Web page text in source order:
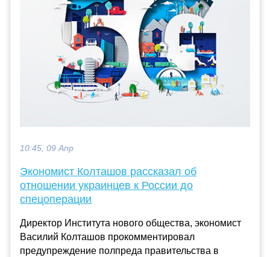
10:45, 09 Апр
Экономист Колташов рассказал об
отношении украинцев к России до
спецоперации
Директор Института нового общества, экономист
Василий Колташов прокомментировал
предупреждение полпреда правительства в